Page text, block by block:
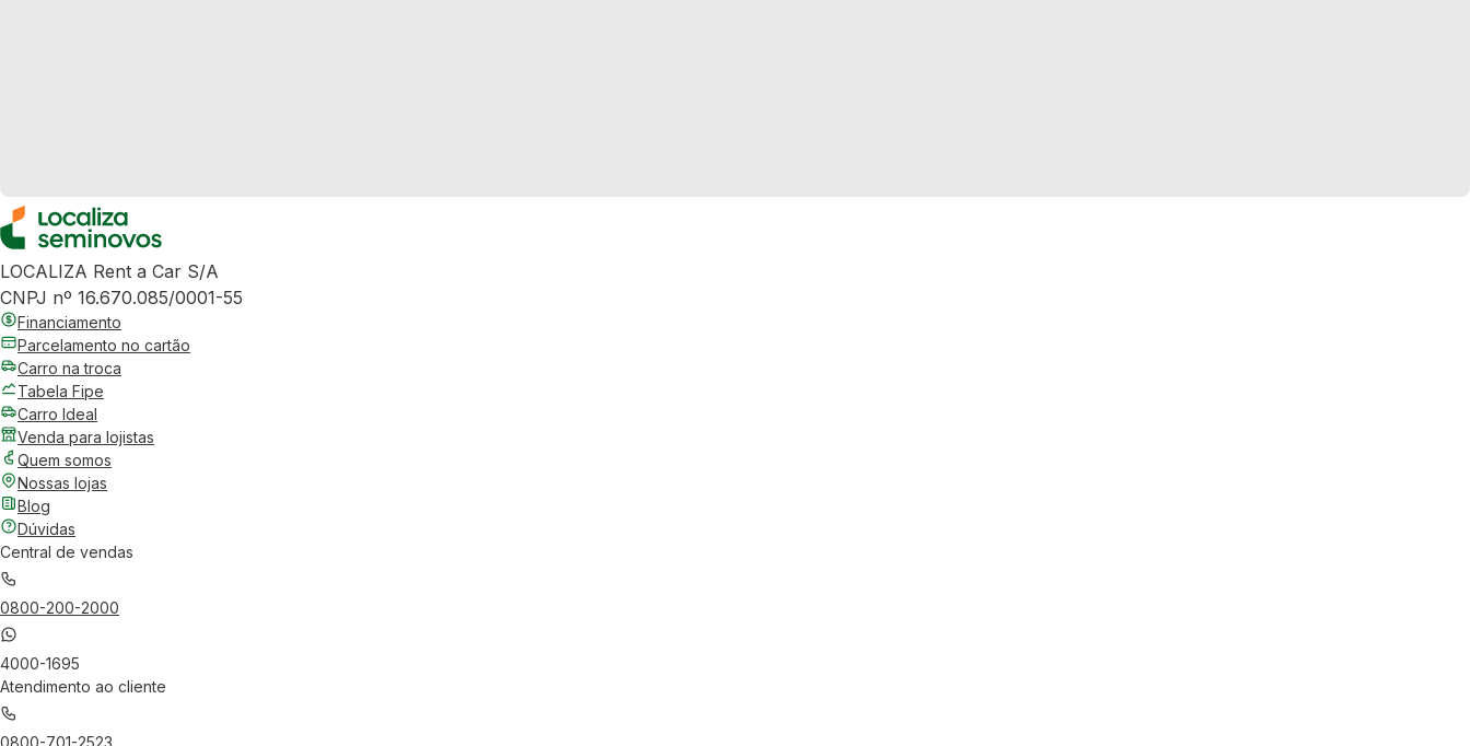
LOCALIZA Rent a Car S/A
CNPJ nº 16.670.085/0001-55
Financiamento
Parcelamento no cartão
Carro na troca
Tabela Fipe
Carro Ideal
Venda para lojistas
Quem somos
Nossas lojas
Blog
Dúvidas
Central de vendas
0800-200-2000
4000-1695
Atendimento ao cliente
0800-701-2523